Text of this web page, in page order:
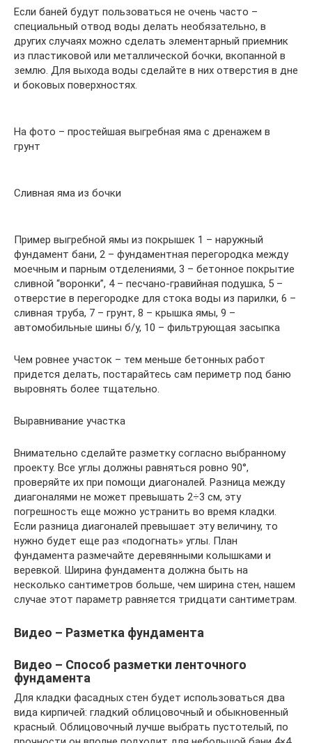
Если баней будут пользоваться не очень часто –
специальный отвод воды делать необязательно, в
других случаях можно сделать элементарный приемник
из пластиковой или металлической бочки, вкопанной в
землю. Для выхода воды сделайте в них отверстия в дне
и боковых поверхностях.
На фото – простейшая выгребная яма с дренажем в
грунт
Сливная яма из бочки
Пример выгребной ямы из покрышек 1 – наружный
фундамент бани, 2 – фундаментная перегородка между
моечным и парным отделениями, 3 – бетонное покрытие
сливной “воронки”, 4 – песчано-гравийная подушка, 5 –
отверстие в перегородке для стока воды из парилки, 6 –
сливная труба, 7 – грунт, 8 – крышка ямы, 9 –
автомобильные шины б/у, 10 – фильтрующая засыпка
Чем ровнее участок – тем меньше бетонных работ
придется делать, постарайтесь сам периметр под баню
выровнять более тщательно.
Выравнивание участка
Внимательно сделайте разметку согласно выбранному
проекту. Все углы должны равняться ровно 90°,
проверяйте их при помощи диагоналей. Разница между
диагоналями не может превышать 2÷3 см, эту
погрешность еще можно устранить во время кладки.
Если разница диагоналей превышает эту величину, то
нужно будет еще раз «подогнать» углы. План
фундамента размечайте деревянными колышками и
веревкой. Ширина фундамента должна быть на
несколько сантиметров больше, чем ширина стен, нашем
случае этот параметр равняется тридцати сантиметрам.
Видео – Разметка фундамента
Видео – Способ разметки ленточного
фундамента
Для кладки фасадных стен будет использоваться два
вида кирпичей: гладкий облицовочный и обыкновенный
красный. Облицовочный лучше выбрать пустотелый, по